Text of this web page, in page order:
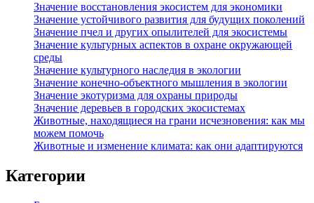
Значение восстановления экосистем для экономики
Значение устойчивого развития для будущих поколений
Значение пчел и других опылителей для экосистемы
Значение культурных аспектов в охране окружающей
среды
Значение культурного наследия в экологии
Значение конечно-объектного мышления в экологии
Значение экотуризма для охраны природы
Значение деревьев в городских экосистемах
Животные, находящиеся на грани исчезновения: как мы
можем помочь
Животные и изменение климата: как они адаптируются
Категории